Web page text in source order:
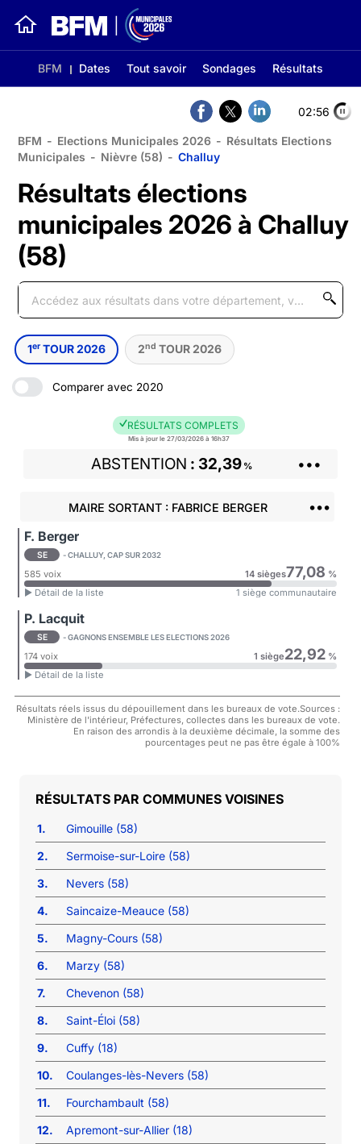
BFM Dates Tout savoir Sondages Résultats
02:56
BFM - Elections Municipales 2026 - Résultats Elections
Municipales - Nièvre (58) - Challuy
Résultats élections
municipales 2026 à Challuy
(58)
1er TOUR 2026 2nd TOUR 2026
Comparer avec 2020
RÉSULTATS COMPLETS
Mis à jour le 27/03/2026 à 16h37
ABSTENTION 32,39 % •••
MAIRE SORTANT : FABRICE BERGER •••
F. Berger
SE - CHALLUY, CAP SUR 2032
585 voix 14 sièges77,08 %
► Détail de la liste
1 siège communautaire
P. Lacquit
SE - GAGNONS ENSEMBLE LES ELECTIONS 2026
174 voix 1 siège22,92%
► Détail de la liste
Résultats réels issus du dépouillement dans les bureaux de vote.Sources :
Ministère de l'intérieur, Préfectures, collectes dans les bureaux de vote.
En raison des arrondis à la deuxième décimale, la somme des
pourcentages peut ne pas être égale à 100%
COMMUNES VOISINES
1.
Gimouille (58)
2.
Sermoise-sur-Loire (58)
3.
Nevers (58)
4.
Saincaize-Meauce (58)
5.
Magny-Cours (58)
6.
Marzy (58)
7.
Chevenon (58)
8.
Saint-Éloi (58)
9.
Cuffy (18)
10.
Coulanges-lès-Nevers (58)
11.
Fourchambault (58)
12.
Apremont-sur-Allier (18)